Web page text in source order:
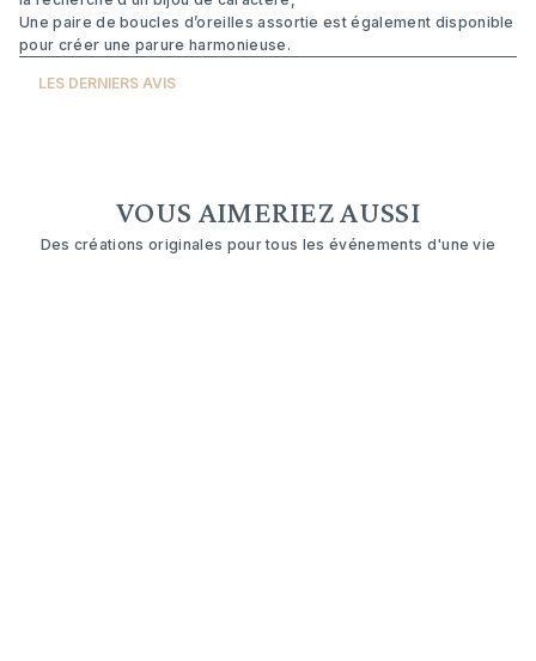
Une paire de boucles d’oreilles assortie est également disponible
pour créer une parure harmonieuse.
LES DERNIERS AVIS
VOUS AIMERIEZ AUSSI
Des créations originales pour tous les événements d'une vie